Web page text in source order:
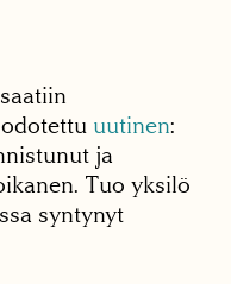
uutinen:
ja
Tuo yksilö
syntynyt